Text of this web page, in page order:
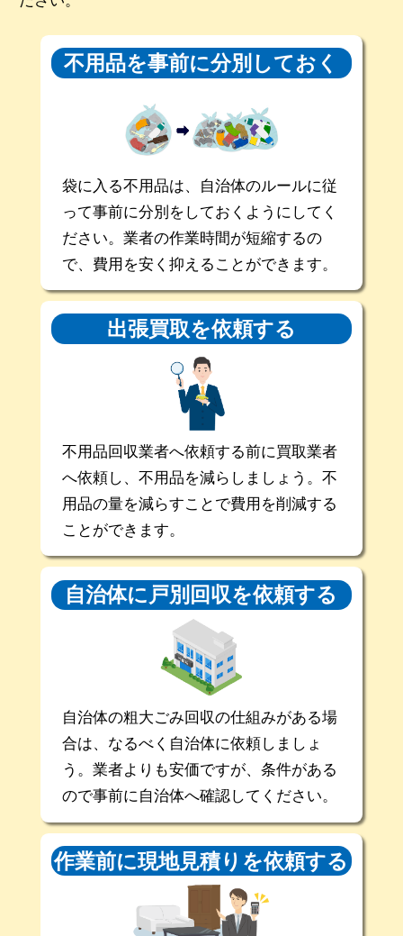
不用品を事前に分別しておく
袋に入る不用品は、自治体のルールに従
って事前に分別をしておくようにしてく
ださい。業者の作業時間が短縮するの
で、費用を安く抑えることができます。
出張買取を依頼する
不用品回収業者へ依頼する前に買取業者
へ依頼し、不用品を減らしましょう。不
用品の量を減らすことで費用を削減する
ことができます。
自治体に戸別回収を依頼する
自治体の粗大ごみ回収の仕組みがある場
合は、なるべく自治体に依頼しましょ
う。業者よりも安価ですが、条件がある
ので事前に自治体へ確認してください。
作業前に現地見積りを依頼する